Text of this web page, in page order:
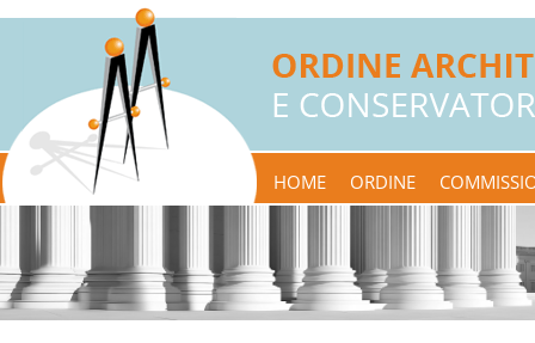
HOME ORDINE